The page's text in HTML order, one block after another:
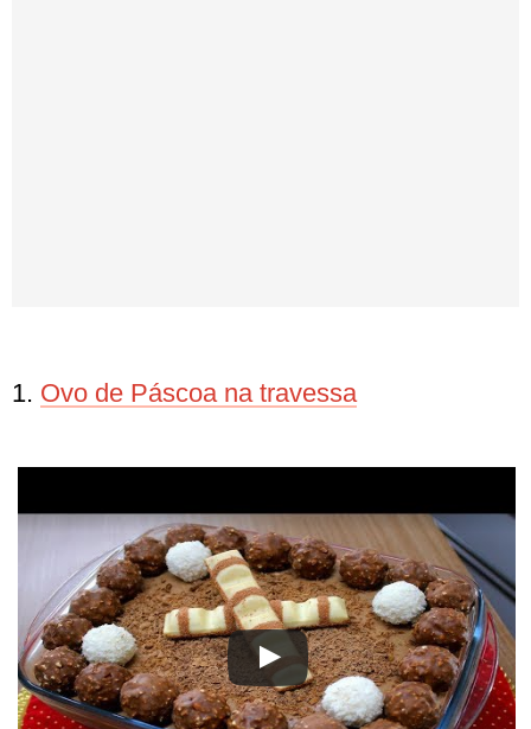
1. Ovo de Páscoa na travessa